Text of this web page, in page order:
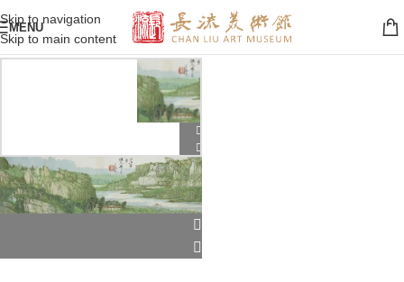
Skip to navigation
Skip to main content
MENU